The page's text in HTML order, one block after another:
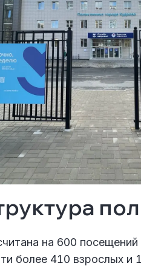
на 600
более 410 взрослых и